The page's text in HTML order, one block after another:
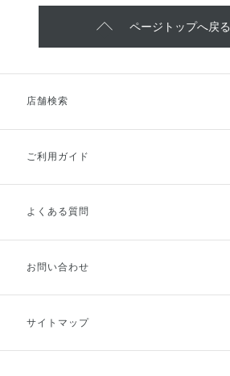
ページトップへ戻る
店舗検索
ご利用ガイド
ご利用ガイドトップ
お支払方法
キャンセル・返品・交換
よくある質問
お問い合わせ
サイトマップ